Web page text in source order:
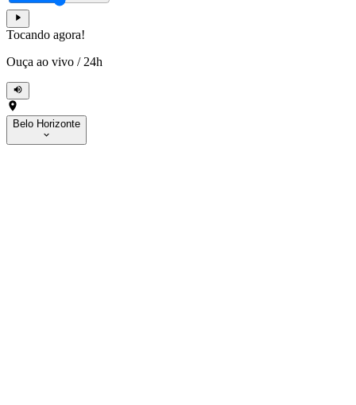
Tocando agora!
Ouça ao vivo / 24h
Belo Horizonte